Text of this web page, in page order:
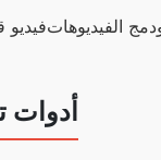
فيديودمج الفيديوهات